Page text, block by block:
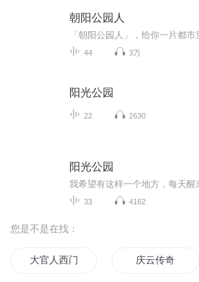
朝阳公园人
44 3万
阳光公园
22 2630
阳光公园
33 4162
您是不是在找：
大官人西门庆 庆云传奇